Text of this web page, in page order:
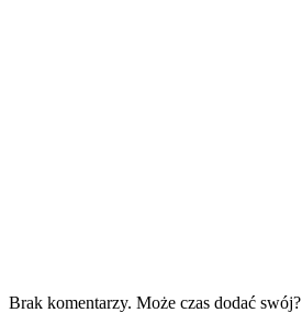
Brak komentarzy. Może czas dodać swój?